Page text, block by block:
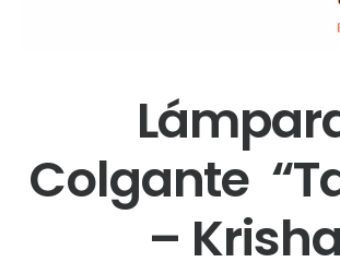
Colgante
– Krisha